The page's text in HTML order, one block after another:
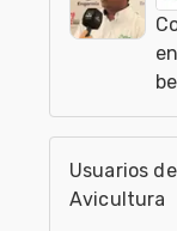
Usuarios
Avicultura